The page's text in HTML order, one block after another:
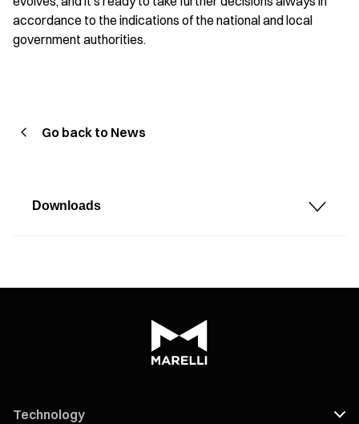
accordance to the indications of the national and local
government authorities.
Go back to News
Downloads
Technology